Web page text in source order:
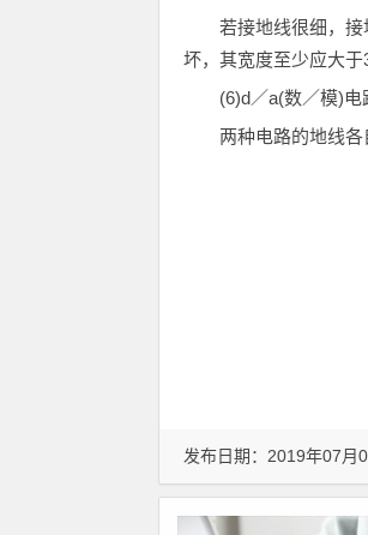
若接地线很细，
坏，其宽度至少应大于
(6)d／a(数／模)
两种电路的地线
发布日期：2019年07月